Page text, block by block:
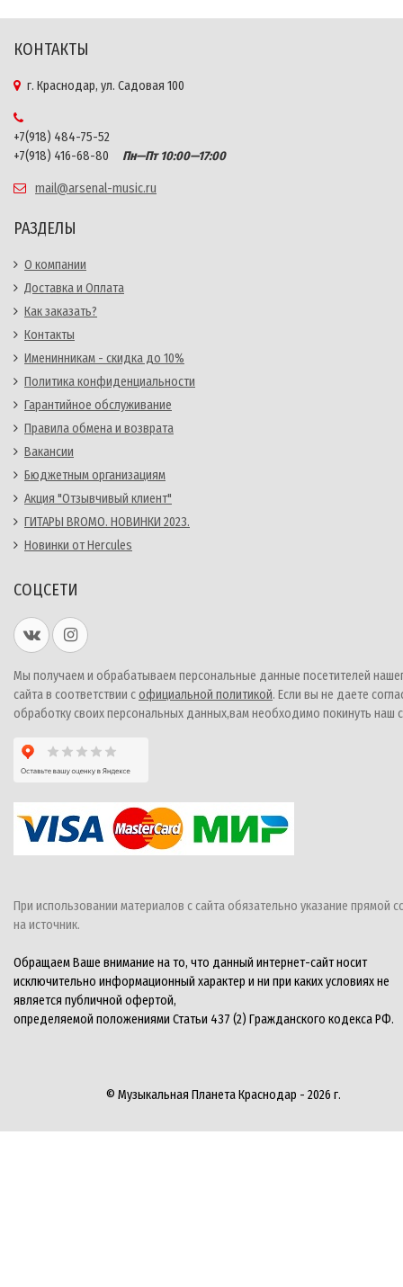
КОНТАКТЫ
г. Краснодар, ул. Садовая 100
+7(918) 484-75-52
+7(918) 416-68-80
Пн—Пт 10:00—17:00
mail@arsenal-music.ru
РАЗДЕЛЫ
О компании
Доставка и Оплата
Как заказать?
Контакты
Именинникам - скидка до 10%
Политика конфиденциальности
Гарантийное обслуживание
Правила обмена и возврата
Вакансии
Бюджетным организациям
Акция "Отзывчивый клиент"
ГИТАРЫ BROMO. НОВИНКИ 2023.
Новинки от Hercules
СОЦСЕТИ
Мы получаем и обрабатываем персональные данные посетителей
сайта в соответствии софициальной политикой. Если вы не даете
обработку своих персональных данных,вам необходимо покинуть наш
При использовании материалов с сайта обязательно указание прямой
на источник.
Обращаем Ваше внимание на то, что данный интернет-сайт носит
исключительно информационный характер и ни при каких условиях не
является публичной офертой,
определяемой положениями Статьи 437 (2) Гражданского кодекса РФ.
© Музыкальная Планета Краснодар - 2026 г.